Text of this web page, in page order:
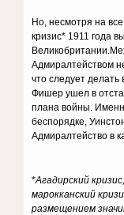
Но, несмотря на
кризис* 1911 года
Адмиралтейством
что следует делать
Фишер ушел в
плана войны.
беспорядке,
Адмиралтейство в
*Агадирский
марокканский
размещением